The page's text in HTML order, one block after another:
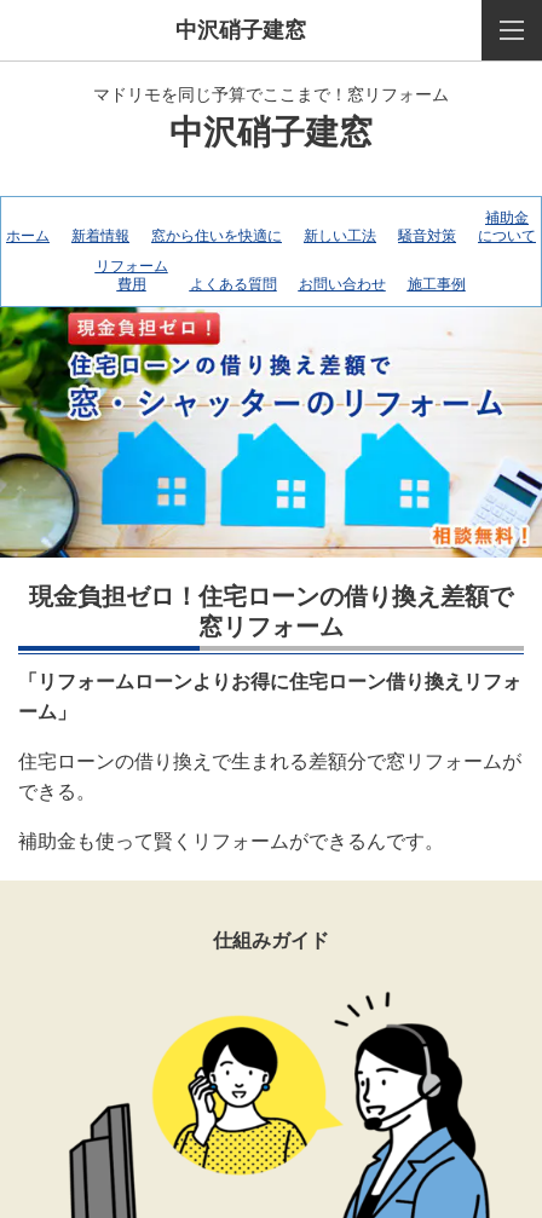
中沢硝子建窓
マドリモを同じ予算でここまで！窓リフォーム
中沢硝子建窓
ホーム 新着情報 窓から住いを快適に 新しい工法 騒音対策
補助金
について
リフォーム
費用
よくある質問 お問い合わせ 施工事例
現金負担ゼロ！住宅ローンの借り換え差額で
窓リフォーム
「リフォームローンよりお得に住宅ローン借り換えリフォ
ーム」
住宅ローンの借り換えで生まれる差額分で窓リフォームが
できる。
補助金も使って賢くリフォームができるんです。
仕組みガイド